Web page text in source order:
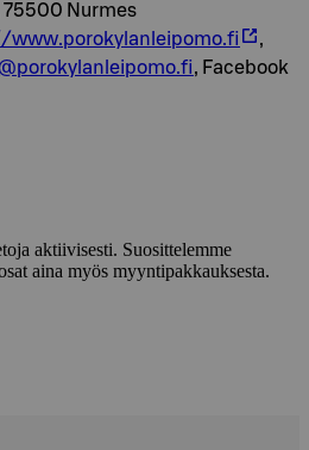
75500 Nurmes
www.porokylanleipomo.fi
,
, Facebook
aktiivisesti. Suosittelemme
aina myös myyntipakkauksesta.